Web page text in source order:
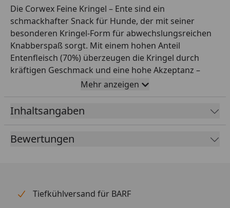
Die Corwex Feine Kringel – Ente sind ein
schmackhafter Snack für Hunde, der mit seiner
besonderen Kringel-Form für abwechslungsreichen
Knabberspaß sorgt. Mit einem hohen Anteil
Entenfleisch (70%) überzeugen die Kringel durch
kräftigen Geschmack und eine hohe Akzeptanz –
ideal als Belohnung zwischendurch, fürs Training
oder einfach als kleine Aufmerksamkeit im Alltag. Die
Rezeptur kombiniert Ente mit Reis (25%) und ist dabei
frei von Weizen, was sie zu einer guten Wahl macht,
sind die Kringel fettarm und passen damit gut in eine
Salz (0,2%), die für eine angenehme Konsistenz und
Mehr anzeigen
Inhaltsangaben
Bewertungen
Tiefkühlversand für BARF